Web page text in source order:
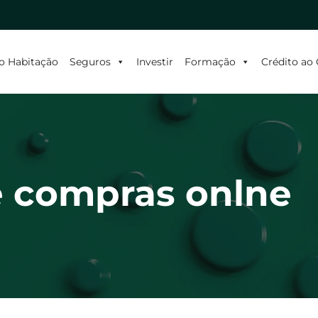
Habitação Seguros Investir Formação Crédito ao
compras onlne